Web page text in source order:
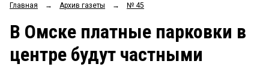
ОБЩЕСТВО
ЗАКОН
НОВОСТИ КОМПАНИЙ
Рейтинги
Блоги
Главная → Архив газеты → № 45
В Омске платные парковки в
центре будут частными